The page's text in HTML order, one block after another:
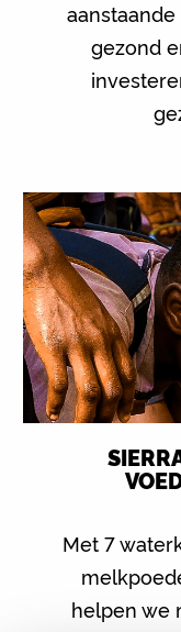
gezond
Met 7
helpen we